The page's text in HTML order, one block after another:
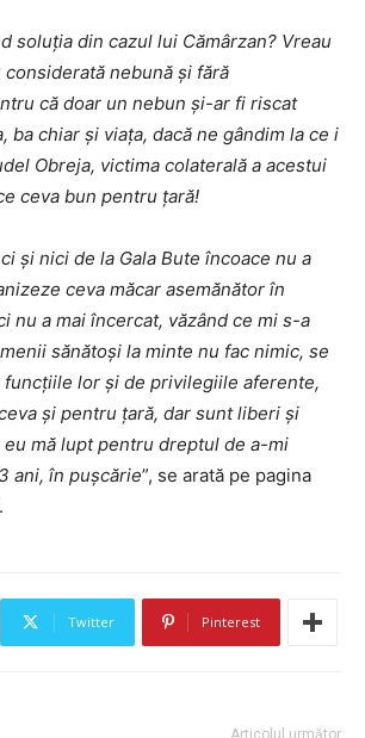
soluția din cazul lui Cămârzan? Vreau
nebună și fără
că doar un nebun și-ar fi riscat
ba chiar și viața, dacă ne gândim la ce i
Obreja, victima colaterală a acestui
ceva bun pentru țară!
și nici de la Gala Bute încoace nu a
ceva măcar asemănător în
nu a mai încercat, văzând ce mi s-a
sănătoși la minte nu fac nimic, se
lor și de privilegiile aferente,
și pentru țară, dar sunt liberi și
mă lupt pentru dreptul de a-mi
ani, în pușcărie”, se arată pe pagina
Twitter Pinterest
Articolul următor